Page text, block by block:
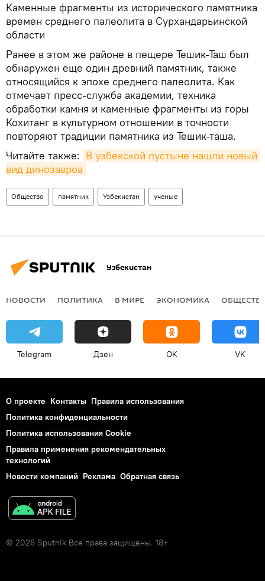
Каменные фрагменты из исторического памятника
времен среднего палеолита в Сурхандарьинской
области
Ранее в этом же районе в пещере Тешик-Таш был
обнаружен еще один древний памятник, также
относящийся к эпохе среднего палеолита. Как
отмечает пресс-служба академии, техника
обработки камня и каменные фрагменты из горы
Кохитанг в культурном отношении в точности
повторяют традиции памятника из Тешик-таша.
Читайте также: В узбекской пустыне нашли новый
вид динозавров
Общество памятник Узбекистан ученые
Узбекистан
НОВОСТИ ПОЛИТИКА В МИРЕ ЭКОНОМИКА
Telegram Дзен OK VK
О проекте Контакты Правила использования
Политика конфиденциальности
Политика использования Cookie
Правила применения рекомендательных
технологий
Новости компаний Реклама Обратная связь
© 2026 Sputnik Все права защищены. 18+